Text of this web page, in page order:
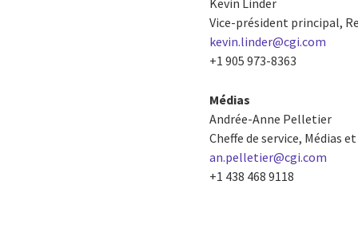
Vice-président principal,
kevin.linder@cgi.com
+1 905 973-8363
Médias
Andrée-Anne Pelletier
Cheffe de service, Médias
an.pelletier@cgi.com
+1 438 468 9118